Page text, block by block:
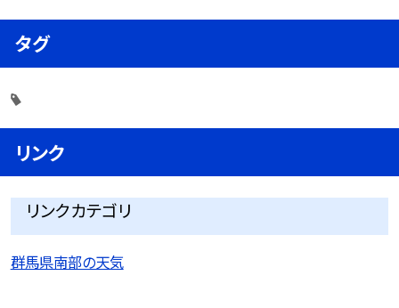
タグ
リンク
リンクカテゴリ
群馬県南部の天気